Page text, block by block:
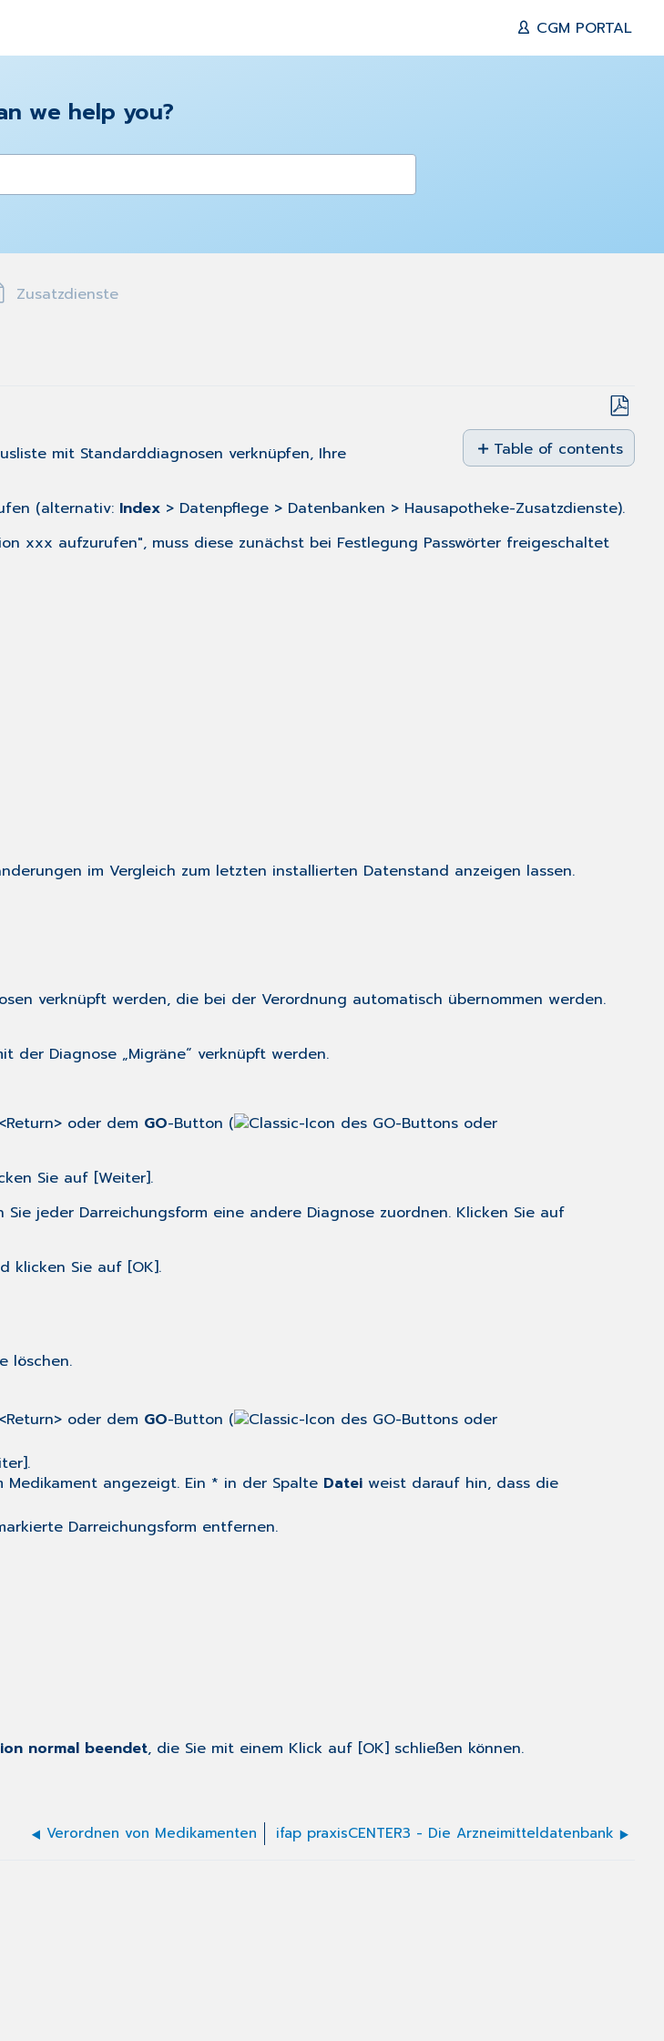
CGM PORTAL
we help you?
Zusatzdienste
Save
as
PDF
Table of contents
zuordnen
Hausapotheke
mit Standarddiagnosen verknüpfen, Ihre
(alternativ: Index > Datenpflege > Datenbanken > Hausapotheke-Zusatzdienste).
xxx aufzurufen", muss diese zunächst bei Festlegung Passwörter freigeschaltet
im Vergleich zum letzten installierten Datenstand anzeigen lassen.
verknüpft werden, die bei der Verordnung automatisch übernommen werden.
der Diagnose „Migräne“ verknüpft werden.
oder dem GO-Button (
oder
Sie auf [Weiter].
jeder Darreichungsform eine andere Diagnose zuordnen. Klicken Sie auf
klicken Sie auf [OK].
löschen.
oder dem GO-Button (
oder
angezeigt. Ein * in der Spalte Datei weist darauf hin, dass die
Darreichungsform entfernen.
normal beendet, die Sie mit einem Klick auf [OK] schließen können.
Verordnen von Medikamenten ifap praxisCENTER3 - Die Arzneimitteldatenbank